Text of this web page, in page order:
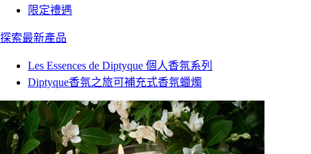
限定禮遇
探索最新產品
Les Essences de Diptyque 個人香氛系列
Diptyque香氛之旅可補充式香氛蠟燭